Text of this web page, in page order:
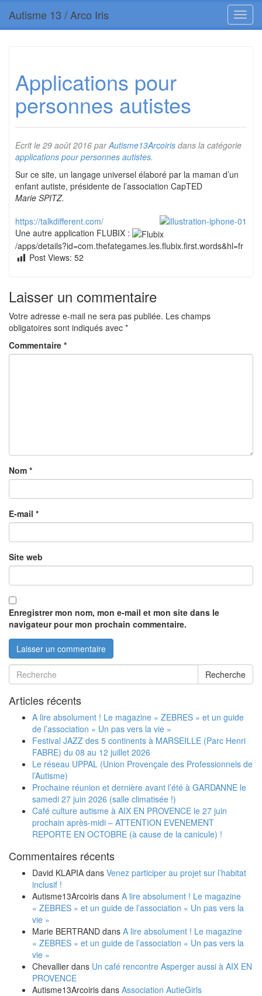
Autisme 13 / Arco Iris
Applications pour
personnes autistes
Ecrit le 29 août 2016 parAutisme13Arcoiris dans la catégorie
applications pour personnes autistes.
Sur ce site, un langage universel élaboré par la maman d’un
enfant autiste, présidente de l’association CapTED
Marie SPITZ.
https://talkdifferent.com/
Une autre application FLUBIX :
/apps/details?id=com.thefategames.les.flubix.first.words&hl=fr
Post Views: 52
Laisser un commentaire
Votre adresse e-mail ne sera pas publiée. Les champs
obligatoires sont indiqués avec *
Commentaire *
Nom *
E-mail *
Site web
Enregistrer mon nom, mon e-mail et mon site dans le
navigateur pour mon prochain commentaire.
Recherche
Articles récents
A lire absolument ! Le magazine « ZEBRES » et un guide
de l’association « Un pas vers la vie »
Festival JAZZ des 5 continents à MARSEILLE (Parc Henri
FABRE) du 08 au 12 juillet 2026
Le réseau UPPAL (Union Provençale des Professionnels de
l’Autisme)
Prochaine réunion et dernière avant l’été à GARDANNE le
samedi 27 juin 2026 (salle climatisée !)
Café culture autisme à AIX EN PROVENCE le 27 juin
prochain après-midi – ATTENTION EVENEMENT
REPORTE EN OCTOBRE (à cause de la canicule) !
Commentaires récents
David KLAPIA dans Venez participer au projet sur l’habitat
inclusif !
Autisme13Arcoiris dans A lire absolument ! Le magazine
« ZEBRES » et un guide de l’association « Un pas vers la
vie »
Marie BERTRAND dans A lire absolument ! Le magazine
« ZEBRES » et un guide de l’association « Un pas vers la
vie »
Chevallier dans Un café rencontre Asperger aussi à AIX EN
PROVENCE
Autisme13Arcoiris dans Association AutieGirls